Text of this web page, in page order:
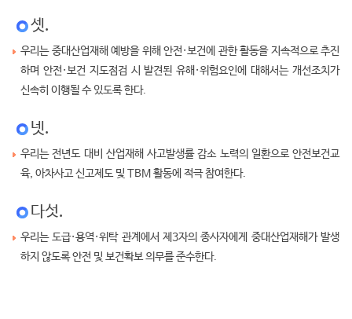
셋.
우리는 중대산업재해 예방을 위해 안전·보건에 관한 활동을 지속적으로 추진
하며 안전·보건 지도점검 시 발견된 유해·위험요인에 대해서는 개선조치가
신속히 이행될 수 있도록 한다.
넷.
우리는 전년도 대비 산업재해 사고발생률 감소 노력의 일환으로 안전보건교
육, 아차사고 신고제도 및 TBM 활동에 적극 참여한다.
다섯.
우리는 도급·용역·위탁 관계에서 제3자의 종사자에게 중대산업재해가 발생
하지 않도록 안전 및 보건확보 의무를 준수한다.